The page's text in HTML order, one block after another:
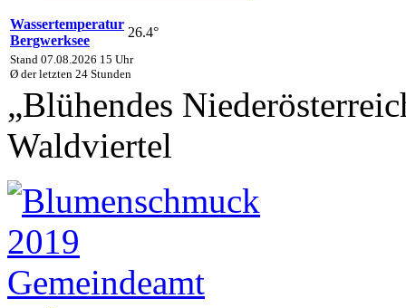
Wassertemperatur
Bergwerksee
26.4°
Stand 07.08.2026 15 Uhr
Ø der letzten 24 Stunden
„Blühendes
Waldviertel